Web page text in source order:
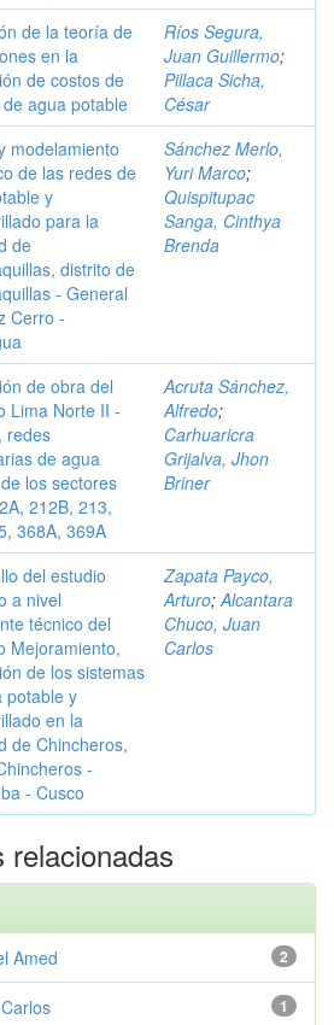
de la teoría de
en la
de costos de
agua potable
Ríos Segura,
Juan Guillermo;
Pillaca Sicha,
César
modelamiento
de las redes de
y
para la
de
distrito de
- General
Cerro -
Sánchez Merlo,
Yuri Marco;
Quispitupac
Sanga, Cinthya
Brenda
de obra del
Lima Norte II -
redes
de agua
los sectores
212B, 213,
368A, 369A
Acruta Sánchez,
Alfredo;
Carhuaricra
Grijalva, Jhon
Briner
del estudio
a nivel
técnico del
Mejoramiento,
de los sistemas
potable y
en la
de Chincheros,
-
- Cusco
Zapata Payco,
Arturo; Alcantara
Chuco, Juan
Carlos
relacionadas
2
Amed
1